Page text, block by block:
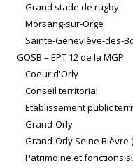
Grand stade de rugby
Morsang-sur-Orge
Sainte-Geneviève-des-
GOSB – EPT 12 de la MGP
Coeur d'Orly
Conseil territorial
Etablissement public
Grand-Orly
Grand-Orly Seine Bièvre
Patrimoine et fonctions